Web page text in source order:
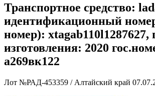
Транспортное средство:
идентификационный
номер): xtagab110l1287627,
изготовления: 2020
а269вк122
Лот №РАД-453359 / Алтайский край